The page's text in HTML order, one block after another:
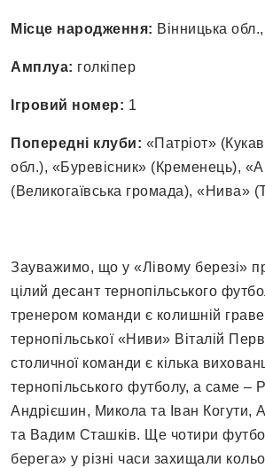
Місце народження: Вінницька
Амплуа: голкіпер
Ігровий номер: 1
Попередні клуби: «Патріот»
обл.), «Буревісник» (Кременець),
(Великогаївська громада), «Нива»
Зауважимо, що у «Лівому березі»
цілий десант тернопільського
тренером команди є колишній
тернопільської «Ниви» Віталій
столичної команди є кілька
тернопільського футболу, а саме –
Андрієшин, Микола та Іван Когути,
та Вадим Сташків. Ще чотири
берега» у різні часи захищали